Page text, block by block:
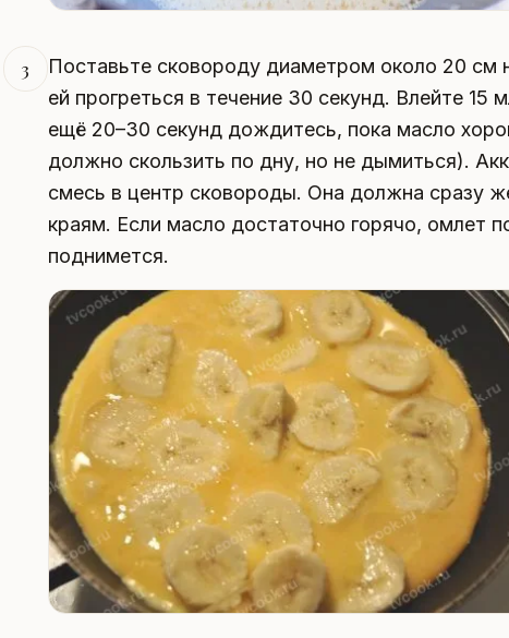
3
Поставьте сковороду диаметром около 20 см
ей прогреться в течение 30 секунд. Влейте 15
ещё 20–30 секунд дождитесь, пока масло
должно скользить по дну, но не дымиться).
смесь в центр сковороды. Она должна сразу
краям. Если масло достаточно горячо, омлет
поднимется.